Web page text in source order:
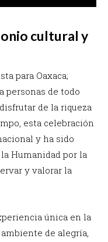
cultural y
para Oaxaca;
personas de todo
de la riqueza
esta celebración
y ha sido
Humanidad por la
y valorar la
única en la
de alegría,